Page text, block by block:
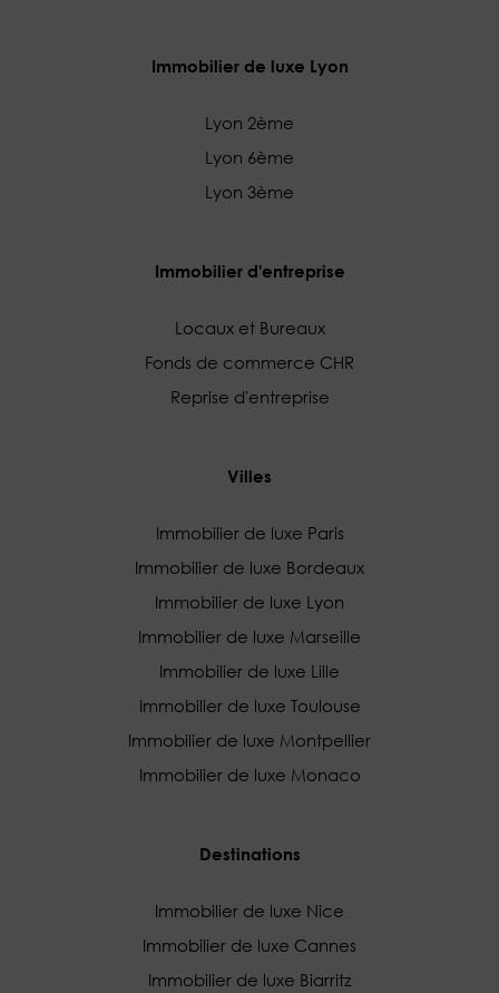
Immobilier de luxe Lyon
Lyon 2ème
Lyon 6ème
Lyon 3ème
Immobilier d'entreprise
Locaux et Bureaux
Fonds de commerce CHR
Reprise d'entreprise
Villes
Immobilier de luxe Paris
Immobilier de luxe Bordeaux
Immobilier de luxe Lyon
Immobilier de luxe Marseille
Immobilier de luxe Lille
Immobilier de luxe Toulouse
Immobilier de luxe Montpellier
Immobilier de luxe Monaco
Destinations
Immobilier de luxe Nice
Immobilier de luxe Cannes
Immobilier de luxe Biarritz